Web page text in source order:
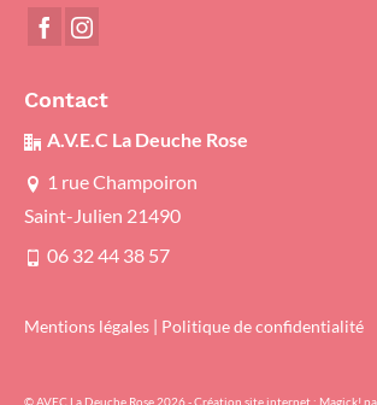
Contact
A.V.E.C La Deuche Rose
1 rue Champoiron
Saint-Julien 21490
06 32 44 38 57
Mentions légales Politique de confidentialité
© AVEC La Deuche Rose 2026 - Création site internet : Magick!